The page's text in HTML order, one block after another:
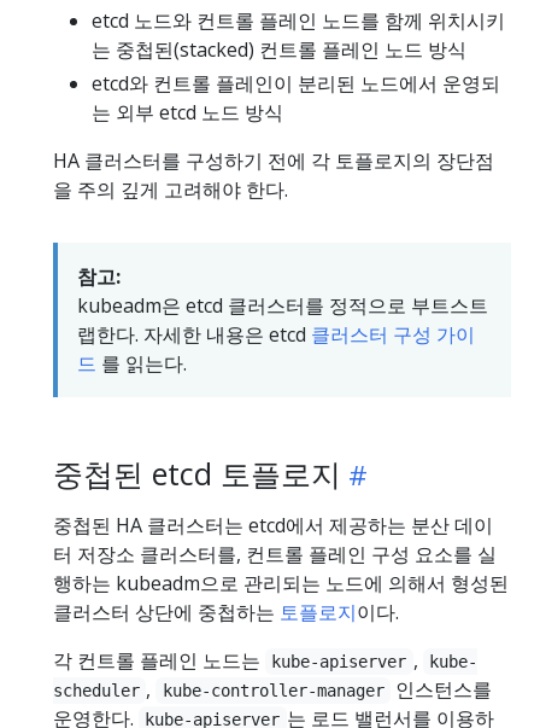
etcd 노드와 컨트롤 플레인 노드를 함께 위치시키
는 중첩된(stacked) 컨트롤 플레인 노드 방식
etcd와 컨트롤 플레인이 분리된 노드에서 운영되
는 외부 etcd 노드 방식
HA 클러스터를 구성하기 전에 각 토플로지의 장단점
을 주의 깊게 고려해야 한다.
참고:
kubeadm은 etcd 클러스터를 정적으로 부트스트
랩한다. 자세한 내용은 etcd 클러스터 구성 가이
드 를 읽는다.
중첩된 etcd 토플로지
중첩된 HA 클러스터는 etcd에서 제공하는 분산 데이
터 저장소 클러스터를, 컨트롤 플레인 구성 요소를 실
행하는 kubeadm으로 관리되는 노드에 의해서 형성된
클러스터 상단에 중첩하는 토플로지이다.
각 컨트롤 플레인 노드는
kube-apiserver ,
kube-
scheduler , kube-controller-manager
인스턴스를
운영한다.
kube-apiserver 는 로드 밸런서를 이용하